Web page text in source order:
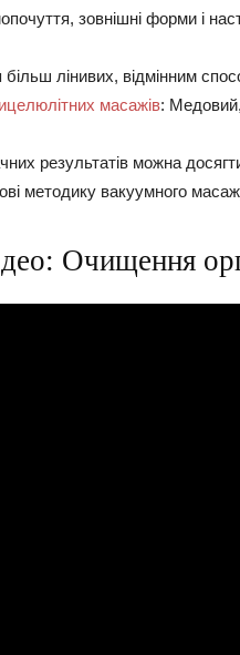
зовнішні форми і
лінивих, відмінним
масажів:
результатів можна
методику вакуумного
Очищення